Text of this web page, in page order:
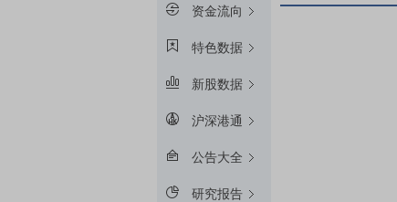
资金流向
特色数据
新股数据
沪深港通
公告大全
研究报告